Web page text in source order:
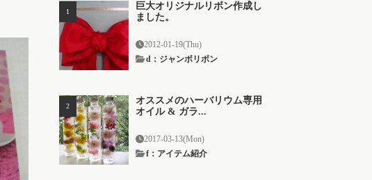
巨大オリジナルリボン作成し
ました。
2012-01-19(Thu)
d：ジャンボリボン
オススメのハーバリウム専用
オイル & ガラ...
2017-03-13(Mon)
f：アイテム紹介